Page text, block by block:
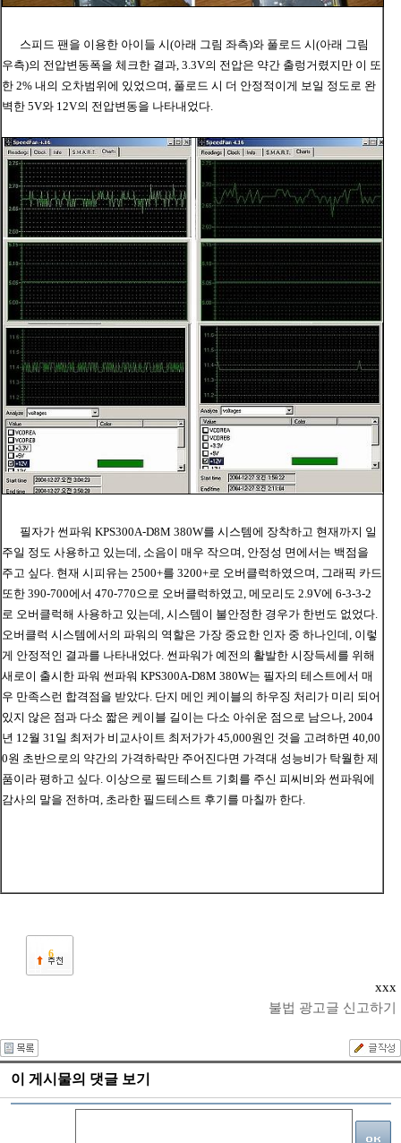
스피드 팬을 이용한 아이들 시(아래 그림 좌측)와 풀로드 시(아래 그림
우측)의 전압변동폭을 체크한 결과, 3.3V의 전압은 약간 출렁거렸지만 이 또
한 2% 내의 오차범위에 있었으며, 풀로드 시 더 안정적이게 보일 정도로 완
벽한 5V와 12V의 전압변동을 나타내었다.
필자가 썬파워 KPS300A-D8M 380W를 시스템에 장착하고 현재까지 일
주일 정도 사용하고 있는데, 소음이 매우 작으며, 안정성 면에서는 백점을
주고 싶다. 현재 시피유는 2500+를 3200+로 오버클럭하였으며, 그래픽 카드
또한 390-700에서 470-770으로 오버클럭하였고, 메모리도 2.9V에 6-3-3-2
로 오버클럭해 사용하고 있는데, 시스템이 불안정한 경우가 한번도 없었다.
오버클럭 시스템에서의 파워의 역할은 가장 중요한 인자 중 하나인데, 이렇
게 안정적인 결과를 나타내었다. 썬파워가 예전의 활발한 시장득세를 위해
새로이 출시한 파워 썬파워 KPS300A-D8M 380W는 필자의 테스트에서 매
우 만족스런 합격점을 받았다. 단지 메인 케이블의 하우징 처리가 미리 되어
있지 않은 점과 다소 짧은 케이블 길이는 다소 아쉬운 점으로 남으나, 2004
년 12월 31일 최저가 비교사이트 최저가가 45,000원인 것을 고려하면 40,00
0원 초반으로의 약간의 가격하락만 주어진다면 가격대 성능비가 탁월한 제
품이라 평하고 싶다. 이상으로 필드테스트 기회를 주신 피씨비와 썬파워에
감사의 말을 전하며, 초라한 필드테스트 후기를 마칠까 한다.
6
xxx
불법 광고글 신고하기
이 게시물의 댓글 보기